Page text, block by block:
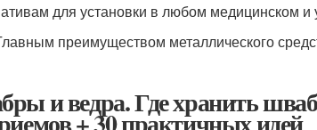
для установки в любом медицинском и
преимуществом металлического
и ведра. Где хранить